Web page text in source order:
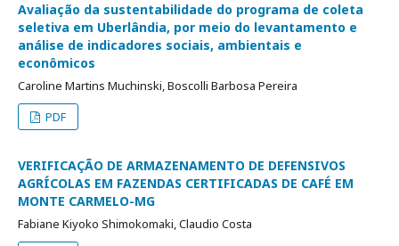
Avaliação da sustentabilidade do programa de coleta
seletiva em Uberlândia, por meio do levantamento e
análise de indicadores sociais, ambientais e
econômicos
Caroline Martins Muchinski, Boscolli Barbosa Pereira
PDF
VERIFICAÇÃO DE ARMAZENAMENTO DE DEFENSIVOS
AGRÍCOLAS EM FAZENDAS CERTIFICADAS DE CAFÉ EM
MONTE CARMELO-MG
Fabiane Kiyoko Shimokomaki, Claudio Costa